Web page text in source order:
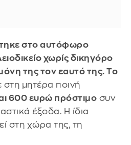
στο αυτόφωρο
χωρίς δικηγόρο
της τον εαυτό της. Το
στη μητέρα ποινή
600 ευρώ πρόστιμο συν
έξοδα. Η ίδια
στη χώρα της, τη